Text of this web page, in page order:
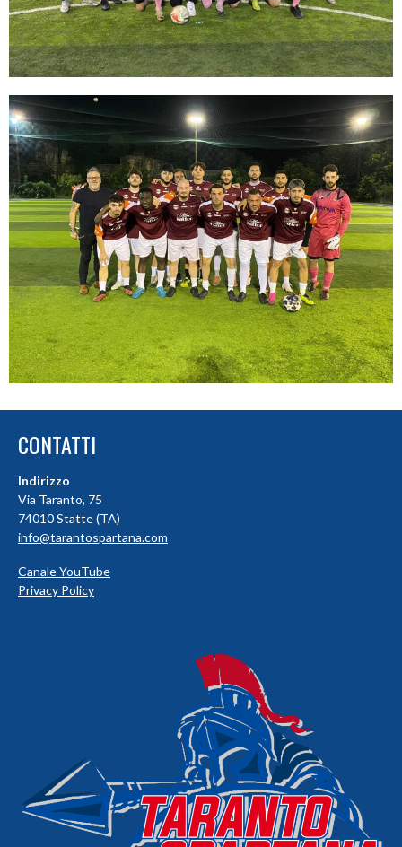
CONTATTI
Indirizzo
Via Taranto, 75
74010 Statte (TA)
info@tarantospartana.com
Canale YouTube
Privacy Policy